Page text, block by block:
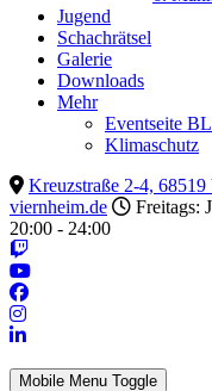
Jugend
Schachrätsel
Galerie
Downloads
Mehr
Eventseite
Klimaschutz
Kreuzstraße 2-4,
viernheim.de
Freitags:
20:00 - 24:00
Mobile Menu Toggle